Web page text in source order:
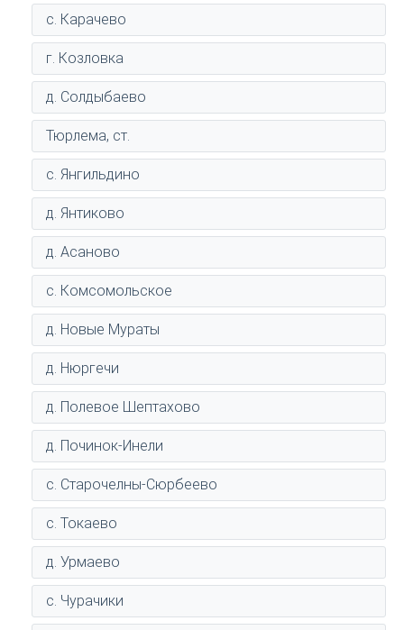
с. Карачево
г. Козловка
д. Солдыбаево
Тюрлема, ст.
с. Янгильдино
д. Янтиково
д. Асаново
с. Комсомольское
д. Новые Мураты
д. Нюргечи
д. Полевое Шептахово
д. Починок-Инели
с. Старочелны-Сюрбеево
с. Токаево
д. Урмаево
с. Чурачики